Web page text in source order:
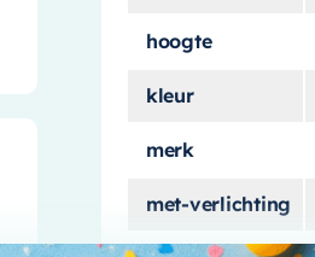
hoogte
kleur
merk
met-verlichting